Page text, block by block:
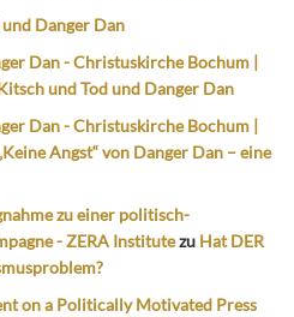
Danger Dan
Dan - Christuskirche Bochum |
und Tod und Danger Dan
Dan - Christuskirche Bochum |
Angst“ von Danger Dan – eine
zu einer politisch-
- ZERA Institutezu Hat DER
on a Politically Motivated Press